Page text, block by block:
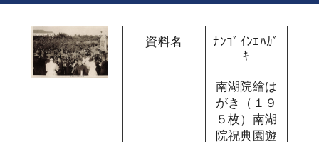
資料名
ﾅﾝｺﾞｲﾝｴﾊｶﾞ
ｷ
南湖院繪は
がき（１９
５枚）南湖
院祝典園遊